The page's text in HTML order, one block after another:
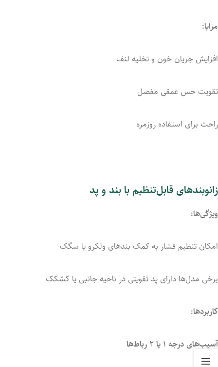
مزایا:
افزایش جریان خون و تخلیه لنف
تقویت حس عمقی مفصل
راحت برای استفاده روزمره
زانوبندهای قابل‌تنظیم بابند و پد
ویژگی‌ها:
امکان تنظیم فشار به کمک بندهای ولکرو یا سگک
برخی مدل‌ها دارای پد تقویتی در ناحیهجانبی یا کشکک
کاربردها:
آسیب‌های درجه ۱ یا۲ رباط‌ها